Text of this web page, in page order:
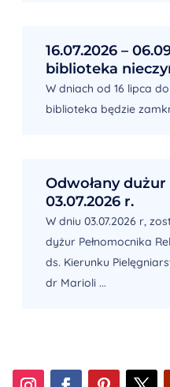
16.07.2026 –
biblioteka
W dniach od 16 lipca
biblioteka będzie
Odwołany
03.07.2026 r.
W dniu 03.07.2026 r,
dyżur Pełnomocnika
ds. Kierunku
dr Marioli ...